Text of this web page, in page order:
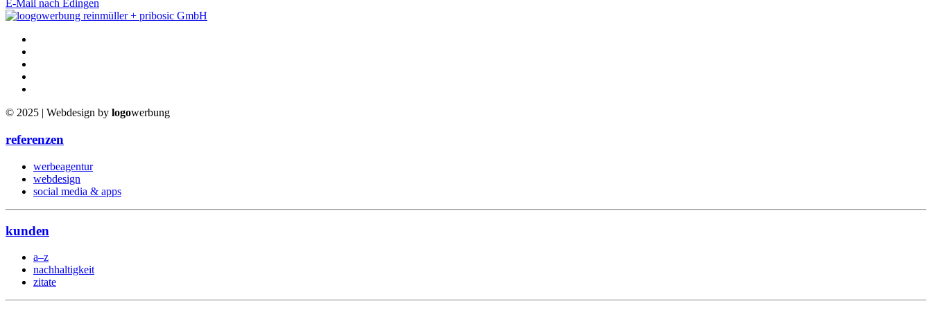
E-Mail nach Edingen
© 2025 | Webdesign by logowerbung
referenzen
werbeagentur
webdesign
social media & apps
kunden
a–z
nachhaltigkeit
zitate